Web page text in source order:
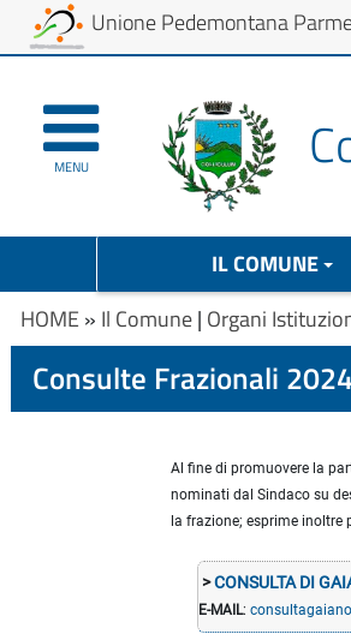
Unione Pedemontana
MENU
IL COMUNE
HOME » Il Comune| Organi
Consulte Frazionali
Al fine di promuovere la
nominati dal Sindaco su
la frazione; esprime
>CONSULTA DI
E-MAIL: